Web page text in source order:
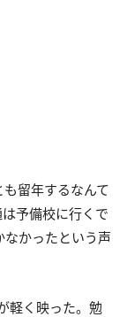
も留年するなんて
予備校に行くで
かったという声
軽く映った。勉